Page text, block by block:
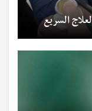
السريع